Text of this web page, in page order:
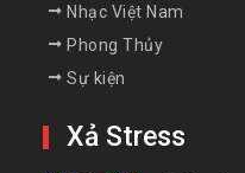
Nhạc Việt Nam
Phong Thủy
Sự kiện
Xả Stress